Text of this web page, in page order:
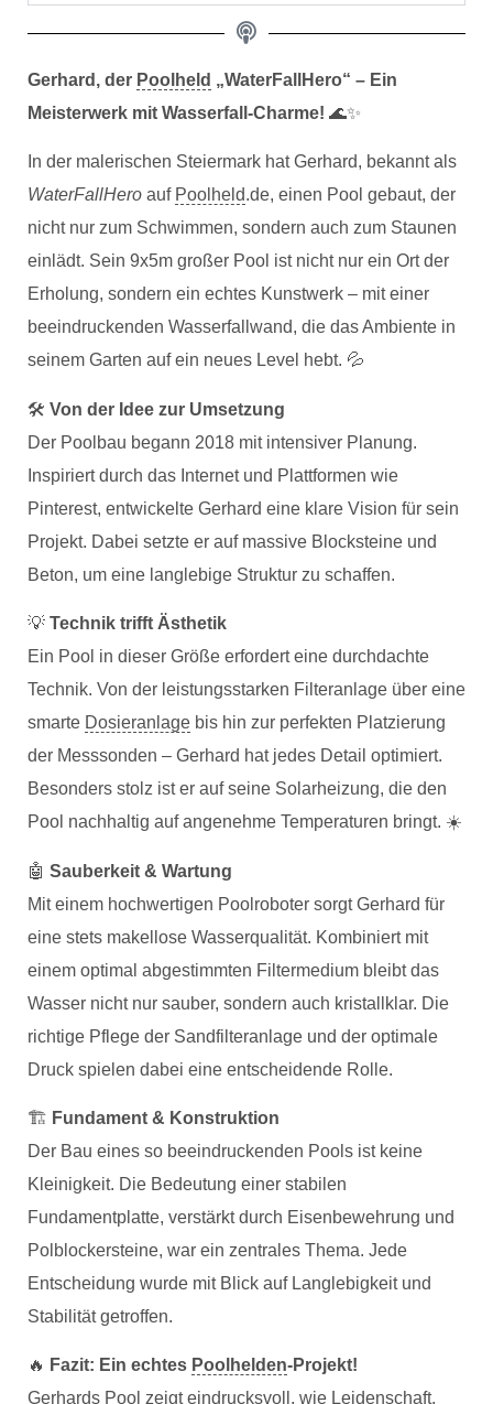
Gerhard, der Poolheld „WaterFallHero“ – Ein
Meisterwerk mit Wasserfall-Charme! 🌊✨
In der malerischen Steiermark hat Gerhard, bekannt als
WaterFallHero auf Poolheld.de, einen Pool gebaut, der
nicht nur zum Schwimmen, sondern auch zum Staunen
einlädt. Sein 9x5m großer Pool ist nicht nur ein Ort der
Erholung, sondern ein echtes Kunstwerk – mit einer
beeindruckenden Wasserfallwand, die das Ambiente in
seinem Garten auf ein neues Level hebt. 💦
🛠 Von der Idee zur Umsetzung
Der Poolbau begann 2018 mit intensiver Planung.
Inspiriert durch das Internet und Plattformen wie
Pinterest, entwickelte Gerhard eine klare Vision für sein
Projekt. Dabei setzte er auf massive Blocksteine und
Beton, um eine langlebige Struktur zu schaffen.
💡 Technik trifft Ästhetik
Ein Pool in dieser Größe erfordert eine durchdachte
Technik. Von der leistungsstarken Filteranlage über eine
smarte Dosieranlage bis hin zur perfekten Platzierung
der Messsonden – Gerhard hat jedes Detail optimiert.
Besonders stolz ist er auf seine Solarheizung, die den
Pool nachhaltig auf angenehme Temperaturen bringt. ☀️
🤖 Sauberkeit & Wartung
Mit einem hochwertigen Poolroboter sorgt Gerhard für
eine stets makellose Wasserqualität. Kombiniert mit
einem optimal abgestimmten Filtermedium bleibt das
Wasser nicht nur sauber, sondern auch kristallklar. Die
richtige Pflege der Sandfilteranlage und der optimale
Druck spielen dabei eine entscheidende Rolle.
🏗 Fundament & Konstruktion
Der Bau eines so beeindruckenden Pools ist keine
Kleinigkeit. Die Bedeutung einer stabilen
Fundamentplatte, verstärkt durch Eisenbewehrung und
Polblockersteine, war ein zentrales Thema. Jede
Entscheidung wurde mit Blick auf Langlebigkeit und
Stabilität getroffen.
🔥 Fazit: Ein echtes Poolhelden-Projekt!
Gerhards Pool zeigt eindrucksvoll, wie Leidenschaft,